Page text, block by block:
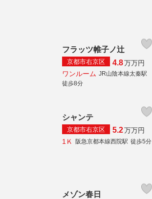
フラッツ帷子ノ辻
京都市右京区 4.8万万円
ワンルーム JR山陰本線太秦駅
徒歩8分
シャンテ
京都市右京区 5.2万万円
1Ｋ
阪急京都本線西院駅 徒歩5分
メゾン春日